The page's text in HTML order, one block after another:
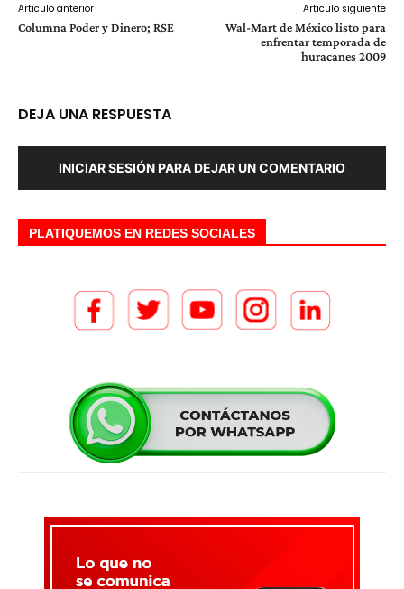
Artículo anterior
Columna Poder y Dinero; RSE
Artículo siguiente
Wal-Mart de México listo para
enfrentar temporada de
huracanes 2009
DEJA UNA RESPUESTA
INICIAR SESIÓN PARA DEJAR UN COMENTARIO
PLATIQUEMOS EN REDES SOCIALES